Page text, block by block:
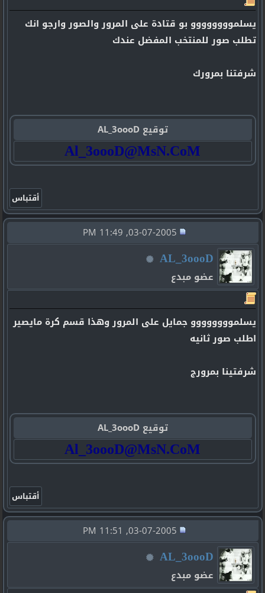
يسلموووووووو بو قتادة على المرور والصور وارجو انك
تطلب صور للمنتخب المفضل عندك
شرفتنا بمرورك
توقيع AL_3oooD
Al_3oooD@MsN.CoM
AL_3oooD
عضو مبدع
يسلموووووووو جمايل على المرور وهذا قسم كرة مايصير
اطلب صور ثانيه
شرفتينا بمرورج
توقيع AL_3oooD
Al_3oooD@MsN.CoM
AL_3oooD
عضو مبدع